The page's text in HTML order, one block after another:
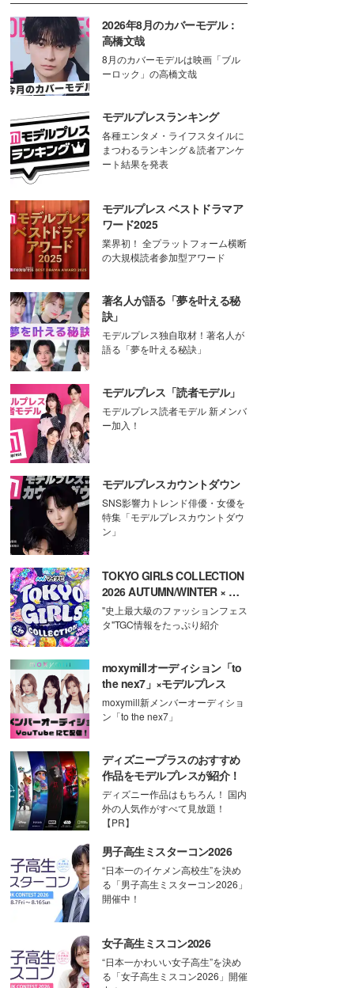
2026年8月のカバーモデル：
高橋文哉
8月のカバーモデルは映画「ブル
ーロック」の高橋文哉
モデルプレスランキング
各種エンタメ・ライフスタイルに
まつわるランキング＆読者アンケ
ート結果を発表
モデルプレス ベストドラマア
ワード2025
業界初！ 全プラットフォーム横断
の大規模読者参加型アワード
著名人が語る「夢を叶える秘
訣」
モデルプレス独自取材！著名人が
語る「夢を叶える秘訣」
モデルプレス「読者モデル」
モデルプレス読者モデル 新メンバ
ー加入！
モデルプレスカウントダウン
SNS影響力トレンド俳優・女優を
特集「モデルプレスカウントダウ
ン」
TOKYO GIRLS COLLECTION
2026 AUTUMN/WINTER × モ
デルプレス
"史上最大級のファッションフェス
タ"TGC情報をたっぷり紹介
moxymillオーディション「to
the nex7」×モデルプレス
moxymill新メンバーオーディショ
ン「to the nex7」
ディズニープラスのおすすめ
作品をモデルプレスが紹介！
ディズニー作品はもちろん！ 国内
外の人気作がすべて見放題！
【PR】
男子高生ミスターコン2026
“日本一のイケメン高校生”を決め
る「男子高生ミスターコン2026」
開催中！
女子高生ミスコン2026
“日本一かわいい女子高生”を決め
る「女子高生ミスコン2026」開催